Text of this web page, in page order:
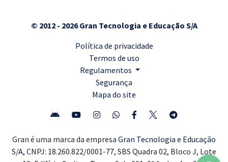
© 2012 - 2026 Gran Tecnologia e Educação S/A
Política de privacidade
Termos de uso
Regulamentos
Segurança
Mapa do site
Gran é uma marca da empresa Gran Tecnologia e Educação
S/A, CNPJ: 18.260.822/0001-77, SBS Quadra 02, Bloco J, Lote